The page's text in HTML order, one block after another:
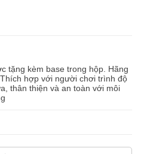
tặng kèm base trong hộp. Hãng
hợp với người chơi trình độ
thân thiện và an toàn với môi